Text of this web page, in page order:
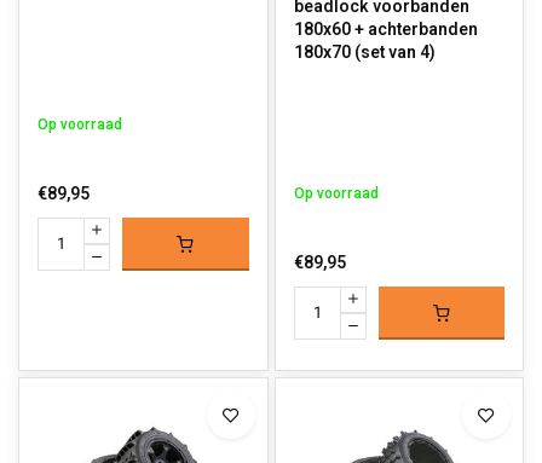
Op voorraad
€89,95
beadlock voorbanden
180x60 + achterbanden
180x70 (set van 4)
Op voorraad
€89,95